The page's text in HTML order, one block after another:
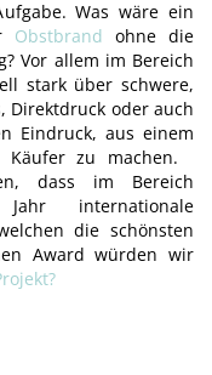
Was wäre ein
Obstbrand ohne die
Vor allem im Bereich
stark über schwere,
Direktdruck oder auch
Eindruck, aus einem
Käufer zu machen.
dass im Bereich
internationale
die schönsten
Award würden wir